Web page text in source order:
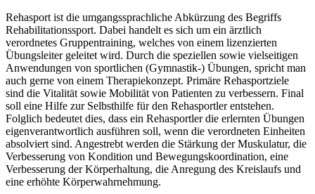
Rehasport ist die umgangssprachliche Abkürzung des Begriffs
Rehabilitationssport. Dabei handelt es sich um ein ärztlich
verordnetes Gruppentraining, welches von einem lizenzierten
Übungsleiter geleitet wird. Durch die speziellen sowie vielseitigen
Anwendungen von sportlichen (Gymnastik-) Übungen, spricht man
auch gerne von einem Therapiekonzept. Primäre Rehasportziele
sind die Vitalität sowie Mobilität von Patienten zu verbessern. Final
soll eine Hilfe zur Selbsthilfe für den Rehasportler entstehen.
Folglich bedeutet dies, dass ein Rehasportler die erlernten Übungen
eigenverantwortlich ausführen soll, wenn die verordneten Einheiten
absolviert sind. Angestrebt werden die Stärkung der Muskulatur, die
Verbesserung von Kondition und Bewegungskoordination, eine
Verbesserung der Körperhaltung, die Anregung des Kreislaufs und
eine erhöhte Körperwahrnehmung.